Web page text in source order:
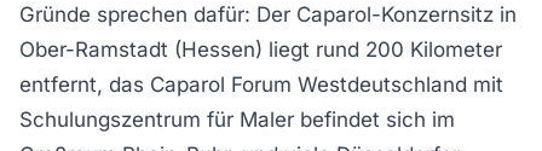
Gründe sprechen dafür: Der Caparol-Konzernsitz in
Ober-Ramstadt (Hessen) liegt rund 200 Kilometer
entfernt, das Caparol Forum Westdeutschland mit
Schulungszentrum für Maler befindet sich im